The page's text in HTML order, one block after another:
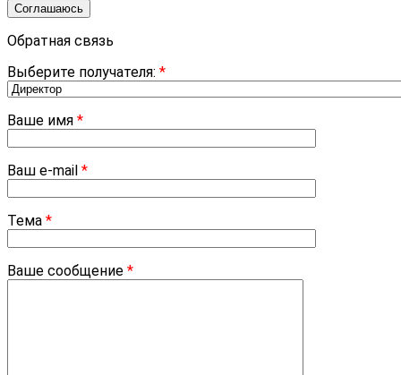
Соглашаюсь
Обратная связь
Выберите получателя: *
Ваше имя *
Ваш e-mail *
Тема *
Ваше сообщение *